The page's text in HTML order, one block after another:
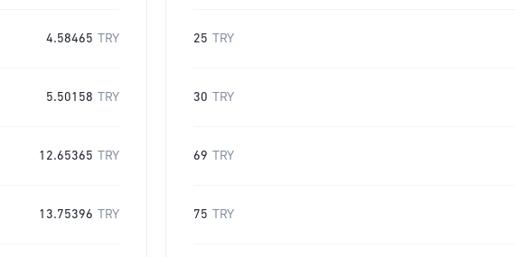
4.58465 TRY
5.50158 TRY
12.65365 TRY
13.75396 TRY
25 TRY
30 TRY
69 TRY
75 TRY